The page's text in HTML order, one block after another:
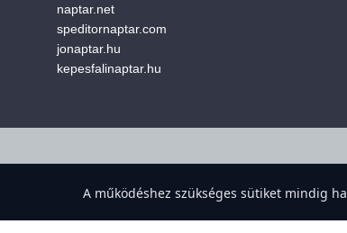
naptar.net
speditornaptar.com
jonaptar.hu
kepesfalinaptar.hu
A működéshez szükséges sütiket mindig